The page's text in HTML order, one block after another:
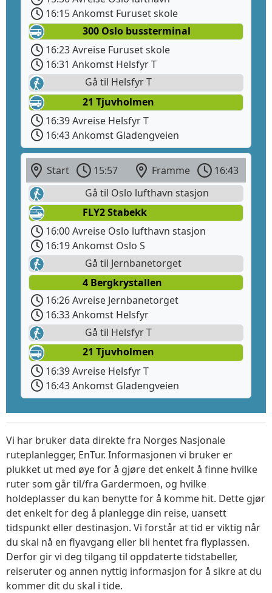
16:15 Ankomst Furuset skole
300 Oslo bussterminal
16:23 Avreise Furuset skole
16:31 Ankomst Helsfyr T
Gå til Helsfyr T
21 Tjuvholmen
16:39 Avreise Helsfyr T
16:43 Ankomst Gladengveien
Start 15:57 Framme
16:43
Gå til Oslo lufthavn stasjon
FLY2 Stabekk
16:00 Avreise Oslo lufthavn stasjon
16:19 Ankomst Oslo S
Gå til Jernbanetorget
4 Bergkrystallen
16:26 Avreise Jernbanetorget
16:33 Ankomst Helsfyr
Gå til Helsfyr T
21 Tjuvholmen
16:39 Avreise Helsfyr T
16:43 Ankomst Gladengveien
Vi har bruker data direkte fra Norges Nasjonale
ruteplanlegger, EnTur. Informasjonen vi bruker er
plukket ut med øye for å gjøre det enkelt å finne hvilke
ruter som går til/fra Gardermoen, og hvilke
holdeplasser du kan benytte for å komme hit. Dette gjør
det enkelt for deg å planlegge din reise, uansett
tidspunkt eller destinasjon. Vi forstår at tid er viktig når
du skal nå en flyavgang eller bli hentet fra flyplassen.
Derfor gir vi deg tilgang til oppdaterte tidstabeller,
reiseruter og annen nyttig informasjon for å sikre at du
kommer dit du skal i tide.